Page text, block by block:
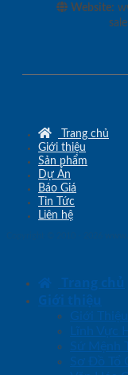
Website:
Trang chủ
Giới thiệu
Sản phẩm
Dự Án
Báo Giá
Tin Tức
Liên hệ
Trang chủ
Giới thiệu
Giới
Lĩnh Vực
Sứ Mệnh
Sơ Đồ Tổ